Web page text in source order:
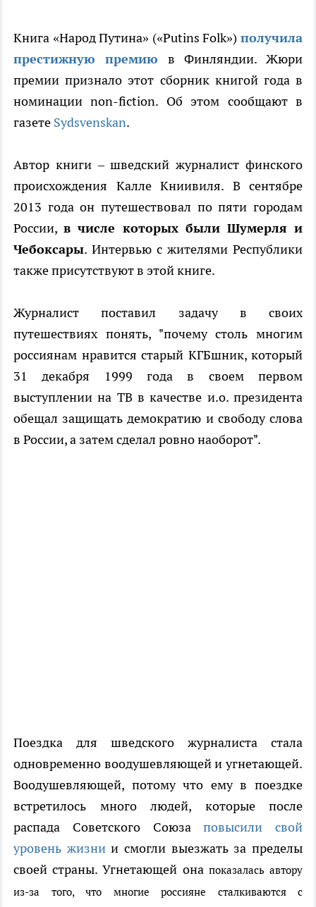
Книга «Народ Путина» («Putins Folk») получила
престижную премию в Финляндии. Жюри
премии признало этот сборник книгой года в
номинации non-fiction. Об этом сообщают в
газете Sydsvenskan.
Автор книги – шведский журналист финского
происхождения Калле Книивиля. В сентябре
2013 года он путешествовал по пяти городам
России,в числе которых были Шумерля и
Чебоксары. Интервью с жителями Республики
также присутствуют в этой книге.
Журналист поставил задачу в своих
путешествиях понять, "почему столь многим
россиянам нравится старый КГБшник, который
31 декабря 1999 года в своем первом
выступлении на ТВ в качестве и.о. президента
обещал защищать демократию и свободу слова
в России, а затем сделал ровно наоборот".
Поездка для шведского журналиста стала
одновременно воодушевляющей и угнетающей.
Воодушевляющей, потому что ему в поездке
встретилось много людей, которые после
распада Советского Союзаповысили свой
уровень жизнии смогли выезжать за пределы
своей страны. Угнетающей онапоказалась автору
из-за того, что многие россияне сталкиваются с